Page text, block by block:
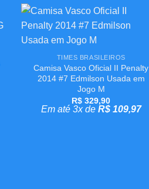
desejos
TIMES BRASILEIROS
Camisa Vasco Oficial II Penalty
2014 #7 Edmilson Usada em
Jogo M
R$ 329,90
Em até 3x de R$109,97